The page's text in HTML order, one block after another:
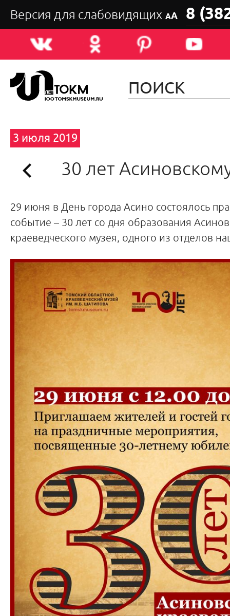
Версия для слабовидящих АА 8
3 июля 2019
30 лет
29 июня в День города Асино состоялось
событие – 30 лет со дня образования
краеведческого музея, одного из отделов